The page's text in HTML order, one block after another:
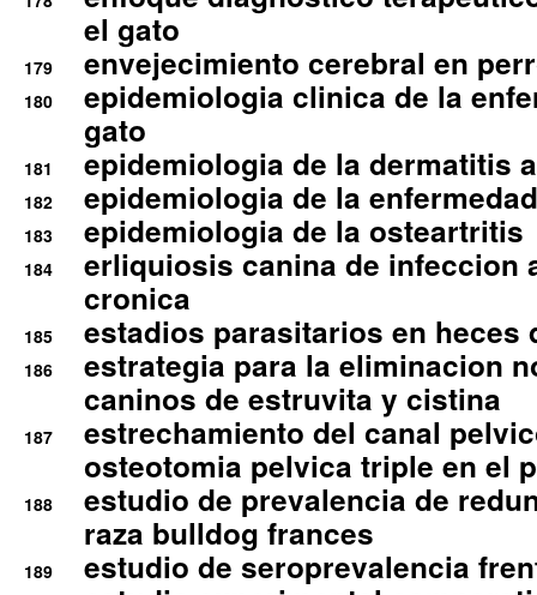
el gato
179 envejecimiento cerebral en
180
epidemiologia clinica de la
gato
181 epidemiologia de la dermatitis
182 epidemiologia de la
183 epidemiologia de la osteartritis
184
erliquiosis canina de infeccion
cronica
185 estadios parasitarios en heces
186
estrategia para la eliminacion
caninos de estruvita y cistina
187
estrechamiento del canal
osteotomia pelvica triple en el
188
estudio de prevalencia de
raza bulldog frances
189 estudio de seroprevalencia